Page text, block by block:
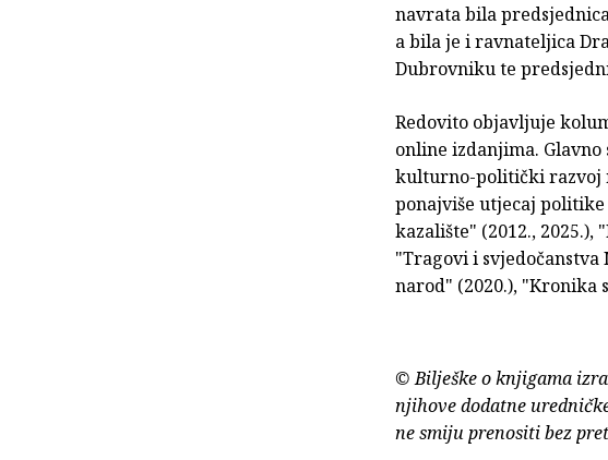
navrata bila
a bila je i ravnateljica
Dubrovniku te
Redovito objavljuje
online izdanjima.
kulturno-politički razvoj
ponajviše utjecaj
kazalište" (2012., 2025.),
"Tragovi i svjedočanstva
narod" (2020.), "Kronika
© Bilješke o knjigama
njihove dodatne
ne smiju prenositi bez